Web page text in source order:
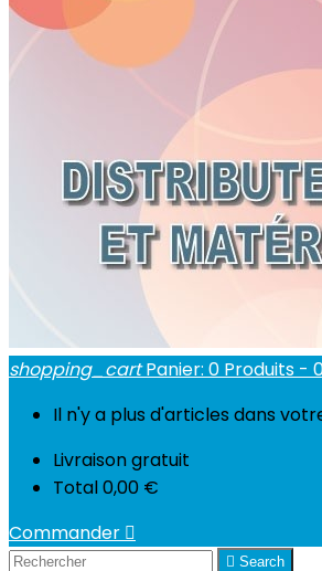
shopping_cart Panier: 0 Produits -
Il n'y a plus d'articles dans
Livraisongratuit
Total0,00 €
Commander 
 Search